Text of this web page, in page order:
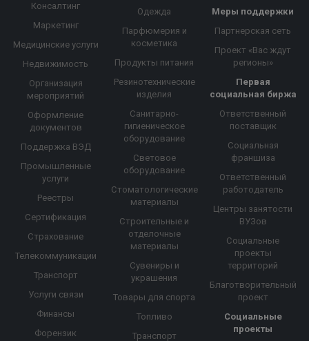
Консалтинг
Маркетинг
Медицинские услуги
Недвижимость
Организация
мероприятий
Оформление
документов
Поддержка ВЭД
Промышленные
услуги
Реестры
Сертификация
Страхование
Телекоммуникации
Транспорт
Услуги связи
Финансы
Форензик
Одежда
Парфюмерия и
косметика
Продукты питания
Резинотехнические
изделия
Санитарно-
гигиеническое
оборудование
Световое
оборудование
Стоматологические
материалы
Строительные и
отделочные
материалы
Сувениры и
украшения
Товары для спорта
Топливо
Транспорт
Меры поддержки
Партнерская сеть
Проект «Вас ждут
регионы»
Первая
социальная биржа
Ответственный
поставщик
Социальная
франшиза
Ответственный
работодатель
Центры занятости
ВУЗов
Социальные
проекты
территорий
Благотворительный
проект
Социальные
проекты